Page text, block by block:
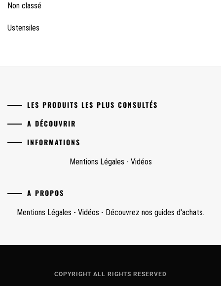
Non classé
Ustensiles
LES PRODUITS LES PLUS CONSULTÉS
A DÉCOUVRIR
INFORMATIONS
Mentions Légales - Vidéos
A PROPOS
Mentions Légales - Vidéos - Découvrez nos guides d'achats.
COPYRIGHT ALL RIGHTS RESERVED